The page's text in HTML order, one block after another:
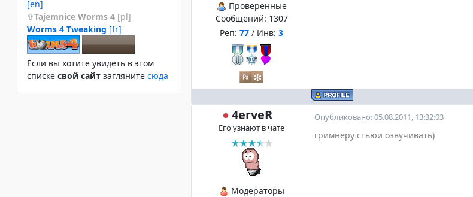
Проверенные
Сообщений: 1307
Реп: 77 / Инв: 3
4erveR
Его узнают в чате
Модераторы
Опубликовано: 05.08.2011, 13:32:03
гримнеру стьюи озвучивать)
[en]
Tajemnice Worms 4 [pl]
Worms 4 Tweaking [fr]
Если вы хотите увидеть в этом
спиcке свой сайт загляните сюда